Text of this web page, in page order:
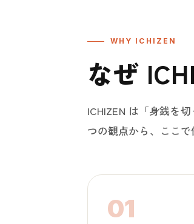
WHY ICHIZEN
なぜ
ICHIZEN は「身銭を
つの観点から、ここで
01